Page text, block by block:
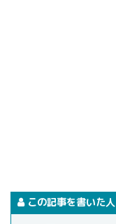
この記事を書いた人